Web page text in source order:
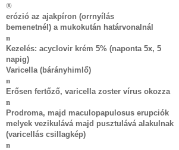
®
erózió az ajakpíron (orrnyílás
bemenetnél) a mukokután határvonalnál
n
Kezelés: acyclovir krém 5% (naponta 5x, 5
napig)
Varicella (bárányhimlő)
n
Erősen fertőző, varicella zoster vírus okozza
n
Prodroma, majd maculopapulosus erupciók
melyek vezikulává majd pusztulává alakulnak
(varicellás csillagkép)
n